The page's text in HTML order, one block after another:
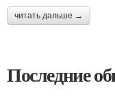
читать дальше →
Последние